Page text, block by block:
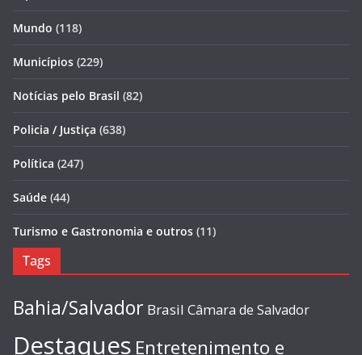
Mundo (118)
Municípios (229)
Notícias pelo Brasil (82)
Policia / Justiça (638)
Política (247)
Saúde (44)
Turismo e Gastronomia e outros (11)
Tags
Bahia/Salvador Brasil Câmara de Salvador
Destaques Entretenimento e